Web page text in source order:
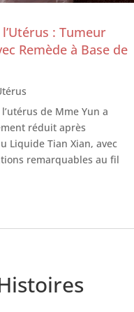
: Tumeur
Remède à Base de
de Mme Yun a
réduit après
Liquide Tian Xian, avec
remarquables au fil